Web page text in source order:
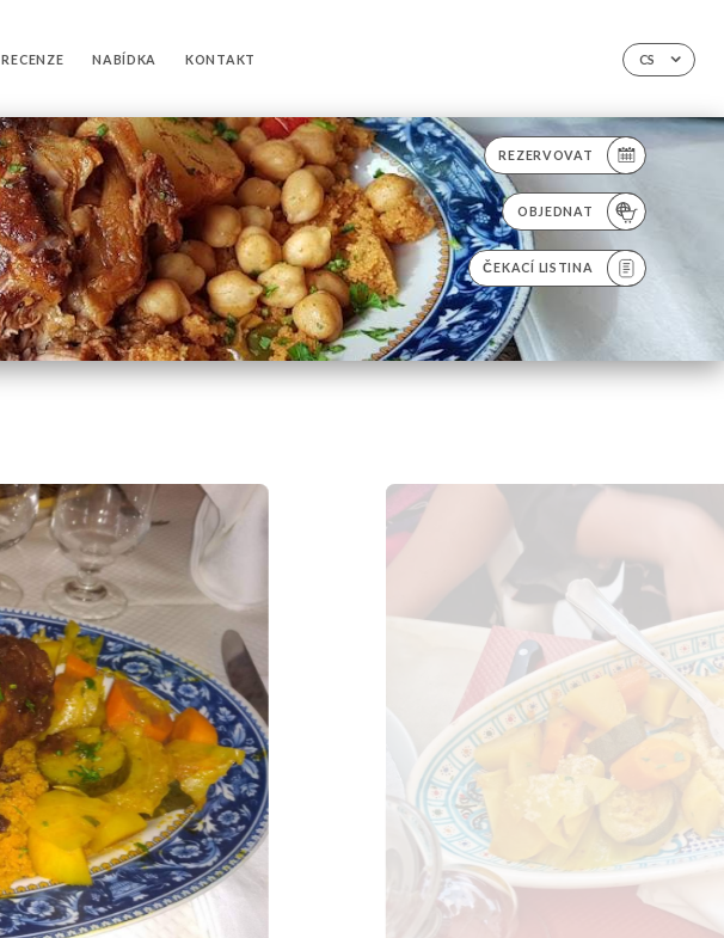
CS
RECENZE NABÍDKA KONTAKT
REZERVOVAT
OBJEDNAT
ČEKACÍ LISTINA